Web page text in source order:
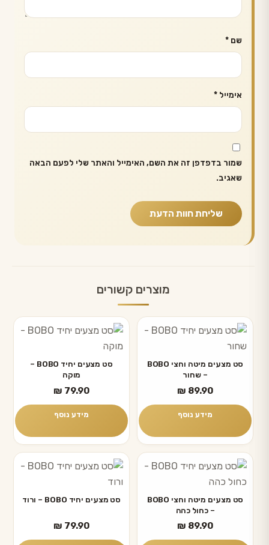
שם *
אימייל *
שמור בדפדפן זה את השם, האימייל והאתר שלי לפעם הבאה
שאגיב.
מוצרים קשורים
סט מצעים מיטה וחצי BOBO
– שחור
₪ 89.90
מידע נוסף
סט מצעים יחיד BOBO –
מוקה
₪ 79.90
מידע נוסף
סט מצעים מיטה וחצי BOBO
– כחול כהה
₪ 89.90
סט מצעים יחיד BOBO – ורוד
₪ 79.90